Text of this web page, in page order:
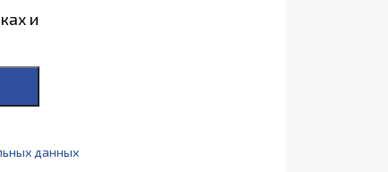
и
данных